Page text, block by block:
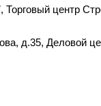
центр
д.35, Деловой